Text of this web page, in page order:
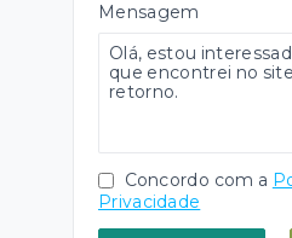
Mensagem
Concordo com a
Privacidade